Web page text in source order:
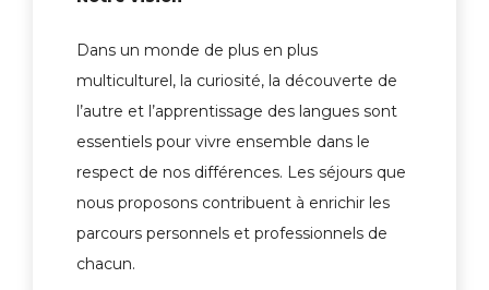
Dans un monde de plus en plus
multiculturel, la curiosité, la découverte de
l’autre et l’apprentissage des langues sont
essentiels pour vivre ensemble dans le
respect de nos différences. Les séjours que
nous proposons contribuent à enrichir les
parcours personnels et professionnels de
chacun.